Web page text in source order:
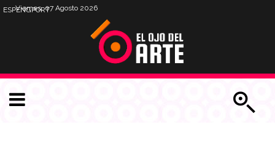
Viernes, 07 Agosto 2026
ESPENGPORT